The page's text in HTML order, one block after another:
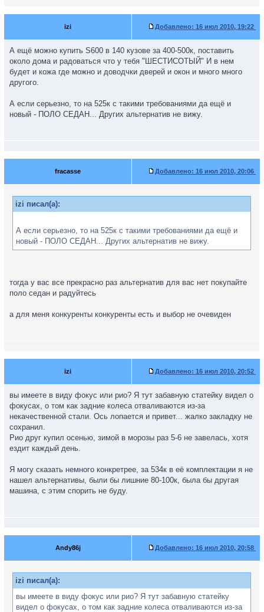
izi Добавлено: 16 июл 2010, 19:22
А ещё можно купить S600 в 140 кузове за 400-500к, поставить
около дома и радоваться что у тебя "ШЕСТИСОТЫЙ" И в нем
будет и кожа где можно и доводчки дверей и окон и много много
другого.
А если серьезно, то на 525к с такими требованиями да ещё и
новый - ПОЛО СЕДАН... Других альтернатив не вижу.
fracasse Добавлено: 16 июл 2010, 20:06
izi писал(а):
А если серьезно, то на 525к с такими требованиями да ещё и
новый - ПОЛО СЕДАН... Других альтернатив не вижу.
тогда у вас все прекрасно раз альтернатив для вас нет покупайте
поло седан и радуйтесь
а для меня конкуренты конкуренты есть и выбор не очевиден
izi Добавлено: 16 июл 2010, 20:52
вы имеете в виду фокус или рио? Я тут забавную статейку видел о
фокусах, о том как задние колеса отваливаются из-за
некачественной стали. Ось лопается и привет... жалко закладку не
сохранил.
Рио друг купил осенью, зимой в морозы раз 5-6 не завелась, хотя
ездит каждый день.
Я могу сказать немного конкретрее, за 534к в её комплектации я не
нашел альтернативы, были бы лишние 80-100к, была бы другая
машина, с этим спорить не буду.
Andy86j Добавлено: 16 июл 2010, 20:58
izi писал(а):
вы имеете в виду фокус или рио? Я тут забавную статейку
видел о фокусах, о том как задние колеса отваливаются из-за